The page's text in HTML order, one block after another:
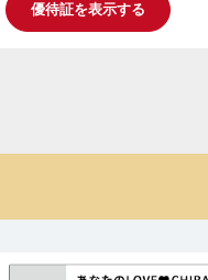
優待証を表示する